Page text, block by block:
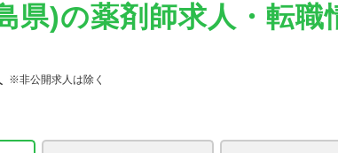
県)の薬剤師求人・転職
※非公開求人は除く